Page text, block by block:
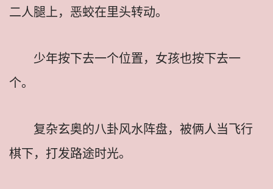
二人腿上，恶蛟在里头转动。
少年按下去一个位置，女孩也按下去一
个。
复杂玄奥的八卦风水阵盘，被俩人当飞行
棋下，打发路途时光。